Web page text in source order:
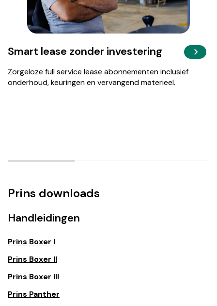
Smart lease zonder investering
Zorgeloze full service lease abonnementen inclusief
onderhoud, keuringen en vervangend materieel.
Prins downloads
Handleidingen
Prins Boxer I
Prins Boxer II
Prins Boxer III
Prins Panther